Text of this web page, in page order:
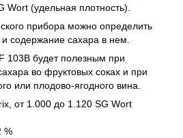
(удельная плотность).
прибора можно определить
и содержание сахара в нем.
103B будет полезным при
во фруктовых соках и при
или плодово-ягодного вина.
от 1.000 до 1.120 SG Wort
%